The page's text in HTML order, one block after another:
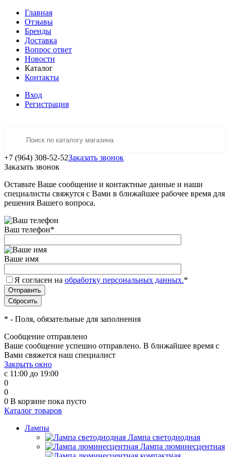
Главная
Отзывы
Бренды
Доставка
Вопрос ответ
Новости
Каталог
Контакты
Вход
Регистрация
+7 (964) 308-52-52Заказать звонок
Заказать звонок
Оставьте Ваше сообщение и контактные данные и наши
специалисты свяжутся с Вами в ближайшее рабочее время для
решения Вашего вопроса.
Ваш телефон*
Ваше имя
Я согласен на обработку персональных данных.*
* - Поля, обязательные для заполнения
Сообщение отправлено
Ваше сообщение успешно отправлено. В ближайшее время с
Вами свяжется наш специалист
Закрыть окно
с 11:00 до 19:00
0
0
0 В корзине пока пусто
Каталог товаров
Лампы
Лампа светодиодная
Лампа люминесцентная